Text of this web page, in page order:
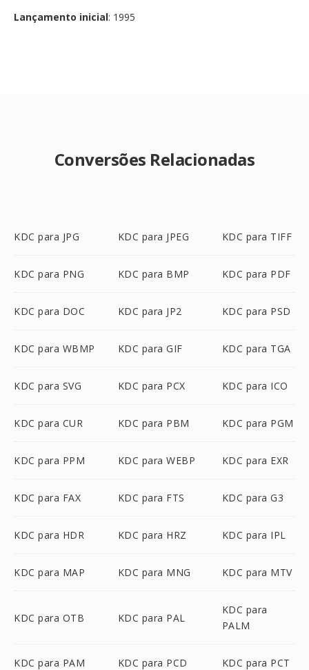
Lançamento inicial: 1995
Conversões Relacionadas
KDC para JPG KDC para JPEG KDC para TIFF
KDC para PNG KDC para BMP KDC para PDF
KDC para DOC KDC para JP2 KDC para PSD
KDC para WBMP KDC para GIF KDC para TGA
KDC para SVG KDC para PCX KDC para ICO
KDC para CUR KDC para PBM KDC para PGM
KDC para PPM KDC para WEBP KDC para EXR
KDC para FAX KDC para FTS KDC para G3
KDC para HDR KDC para HRZ KDC para IPL
KDC para MAP KDC para MNG KDC para MTV
KDC para OTB KDC para PAL
KDC para
PALM
KDC para PAM KDC para PCD KDC para PCT